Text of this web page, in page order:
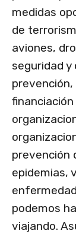
medidas
de
aviones,
seguridad y
prevención
epidemias,
podemos
viajando.